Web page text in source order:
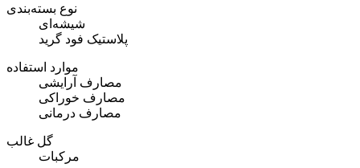
نوع بسته‌بندی
شیشه‌ای
پلاستیک فود گرید
موارد استفاده
مصارف آرایشی
مصارف خوراکی
مصارف درمانی
گل غالب
مرکبات